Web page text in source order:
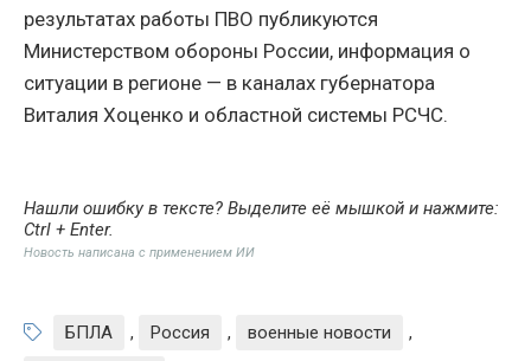
результатах работы ПВО публикуются
Министерством обороны России, информация о
ситуации в регионе — в каналах губернатора
Виталия Хоценко и областной системы РСЧС.
Нашли ошибку в тексте? Выделите её мышкой и нажмите:
Ctrl + Enter.
Новость написана с применением ИИ
БПЛА , Россия , военные новости
,